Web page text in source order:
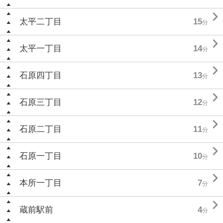
太平二丁目 15分 
太平一丁目 14分 
石原四丁目 13分 
石原三丁目 12分 
石原二丁目 11分 
石原一丁目 10分 
本所一丁目 7分 
蔵前駅前 4分 